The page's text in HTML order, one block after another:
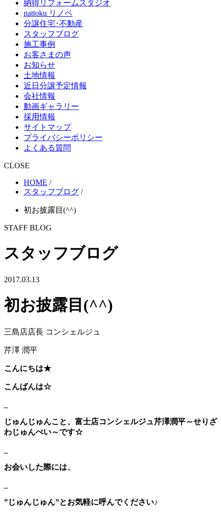
納得リフォームスタジオ
nattoku リノベ
分譲住宅･不動産
スタッフブログ
施工事例
お客さまの声
お知らせ
土地情報
近日分譲予定情報
会社情報
動画ギャラリー
採用情報
サイトマップ
プライバシーポリシー
よくある質問
CLOSE
HOME /
スタッフブログ /
初お披露目(^^)
STAFF BLOG
スタッフブログ
2017.03.13
初お披露目(^^)
三島店店長 コンシェルジュ
芹澤 潤平
こんにちは★
こんばんは☆
じゅんじゅんこと、富士店コンシェルジュ芹澤潤平～せりざ
わじゅんぺい～です☆
お会いした際には、
”じゅんじゅん”とお気軽に呼んでください♪